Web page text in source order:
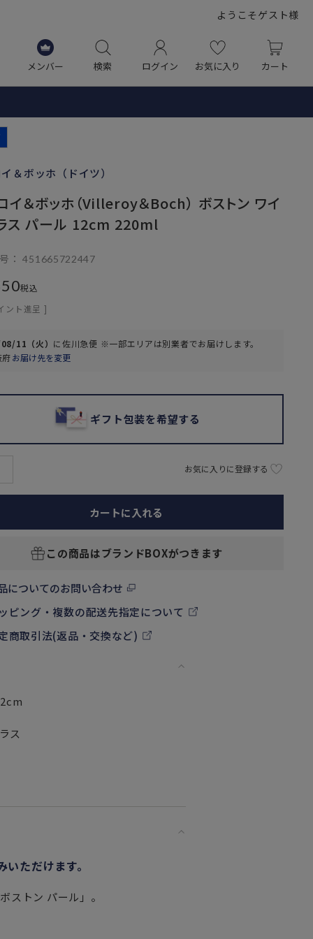
ようこそゲスト様
メンバー 検索 ログイン お気に入り カート
＆ボッホ（ドイツ）
イ＆ボッホ（Villeroy＆Boch） ボストン ワイ
ス パール 12cm 220ml
451665722447
税込
ント進呈 ]
11（火） に佐川急便 ※一部エリアは別業者でお届けします。
府お届け先を変更
ギフト包装を希望する
お気に入りに登録する
カートに入れる
この商品はブランドBOXがつきます
についてのお問い合わせ
ピング・複数の配送先指定について
商取引法(返品・交換など)
ス
ただけます。
ストン パール」。